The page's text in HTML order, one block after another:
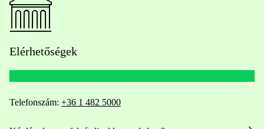
Elérhetőségek
Telefonszám: +36 1 482 5000